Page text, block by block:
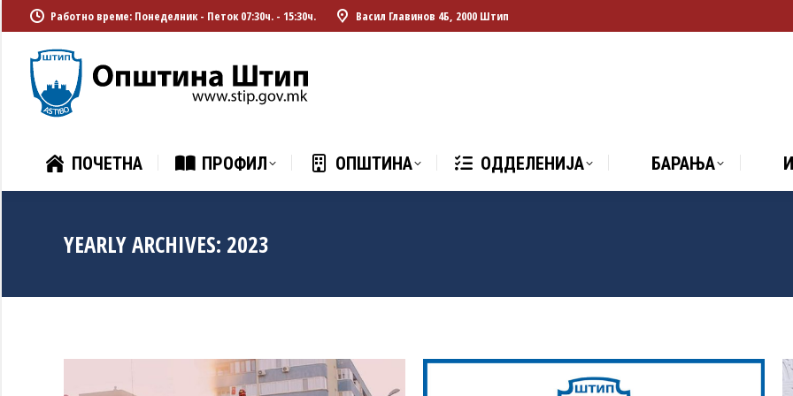
Работно време: Понеделник - Петок 07:30ч. - 15:30ч. Васил Главинов 4Б, 2000 Штип
ПОЧЕТНА ПРОФИЛ ОПШТИНА ОДДЕЛЕНИЈА БАРАЊА
YEARLY ARCHIVES: 2023
ПОЧЕТНА ПРОФИЛ ОПШТИНА ОДДЕЛЕНИЈА БАРАЊА